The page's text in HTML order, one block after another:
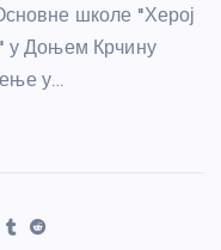
школе "Херој
у Доњем Крчину
у…